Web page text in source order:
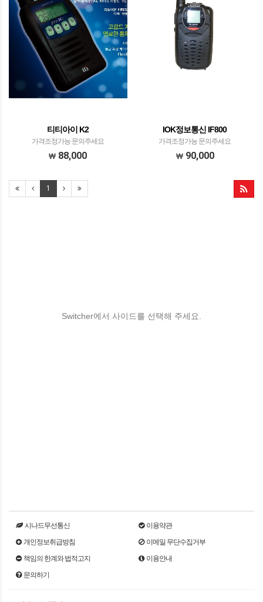
티티아이 K2
가격조정가능 문의주세요
88,000
IOK정보통신 IF800
가격조정가능 문의주세요
90,000
1
Switcher에서 사이드를 선택해 주세요.
시나드무선통신
이용약관
개인정보취급방침
이메일 무단수집거부
책임의 한계와 법적고지
이용안내
문의하기